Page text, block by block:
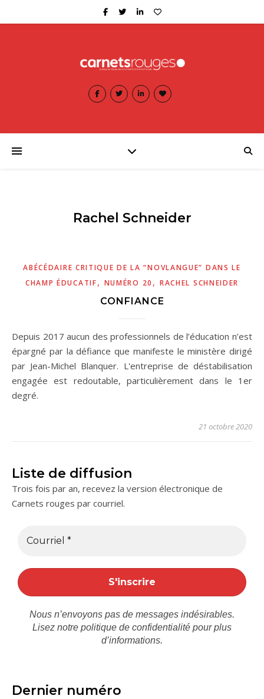
Rachel Schneider
ABÉCÉDAIRE CRITIQUE DE LA “NOVLANGUE” DANS LE
CHAMP ÉDUCATIF, NUMÉRO 20 , RACHEL SCHNEIDER
CONFIANCE
Depuis 2017 aucun des professionnels de l’éducation n’est
épargné par la défiance que manifeste le ministère dirigé
par Jean-Michel Blanquer. L'entreprise de déstabilisation
engagée est redoutable, particulièrement dans le 1er
degré.
21 octobre 2020
Liste de diffusion
Trois fois par an, recevez la version électronique de
Carnets rouges par courriel.
Nous n’envoyons pas de messages indésirables.
Lisez notre politique de confidentialité pour plus
d’informations.
Dernier numéro